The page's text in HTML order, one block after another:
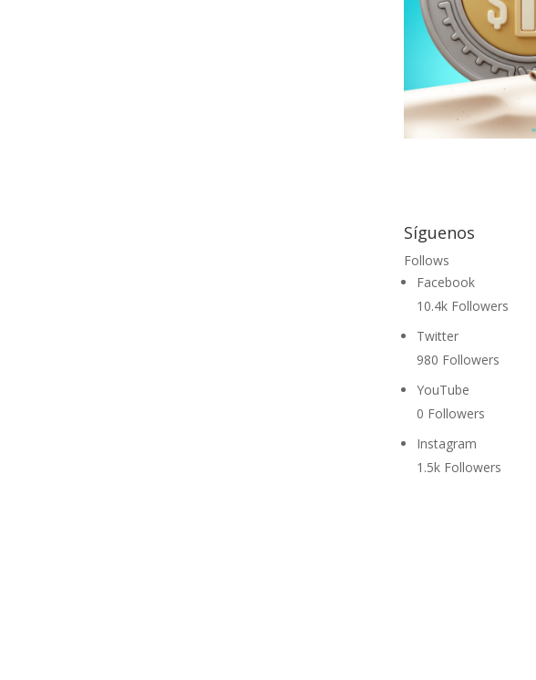
Síguenos
Follows
Facebook
10.4k Followers
Twitter
980 Followers
YouTube
0 Followers
Instagram
1.5k Followers